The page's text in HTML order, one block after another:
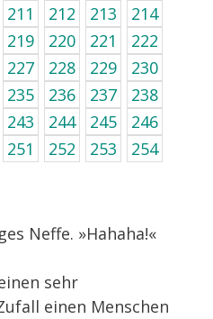
211 212 213
214
219 220 221
222
227 228 229
230
235 236 237
238
243 244 245
246
251 252 253
254
Neffe. »Hahaha!«
sehr
einen Menschen